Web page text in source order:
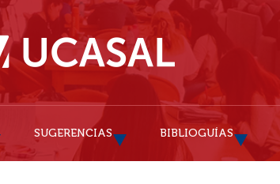
SUGERENCIAS BIBLIOGUÍAS